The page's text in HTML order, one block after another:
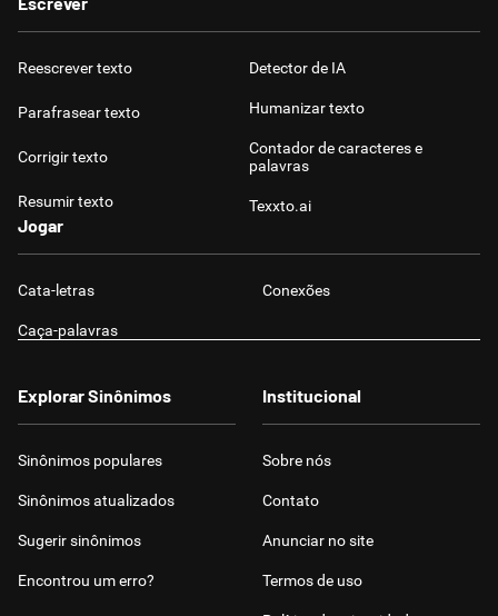
Reescrever texto
Parafrasear texto
Corrigir texto
Resumir texto
Detector de IA
Humanizar texto
Contador de caracteres e
palavras
Texxto.ai
Jogar
Cata-letras Conexões
Caça-palavras
Explorar Sinônimos
Sinônimos populares
Sinônimos atualizados
Sugerir sinônimos
Encontrou um erro?
Institucional
Sobre nós
Contato
Anunciar no site
Termos de uso